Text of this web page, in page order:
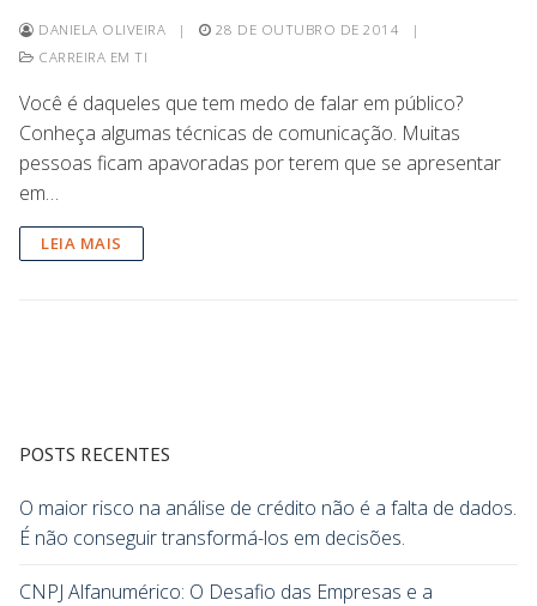
DANIELA OLIVEIRA | 28 DE OUTUBRO DE 2014
|
CARREIRA EM TI
Você é daqueles que tem medo de falar em público?
Conheça algumas técnicas de comunicação. Muitas
pessoas ficam apavoradas por terem que se apresentar
em…
LEIA MAIS
POSTS RECENTES
O maior risco na análise de crédito não é a falta de dados.
É não conseguir transformá-los em decisões.
CNPJ Alfanumérico: O Desafio das Empresas e a